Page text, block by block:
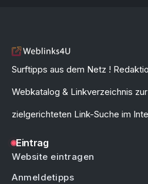
Surftipps aus dem Netz !
Webkatalog & Linkverzeichnis
zielgerichteten Link-Suche im
Eintrag
Website eintragen
Anmeldetipps